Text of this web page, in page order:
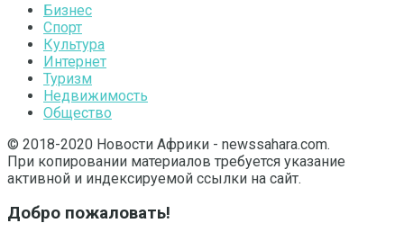
Бизнес
Спорт
Культура
Интернет
Туризм
Недвижимость
Общество
© 2018-2020 Новости Африки - newssahara.com.
При копировании материалов требуется указание
активной и индексируемой ссылки на сайт.
Добро пожаловать!